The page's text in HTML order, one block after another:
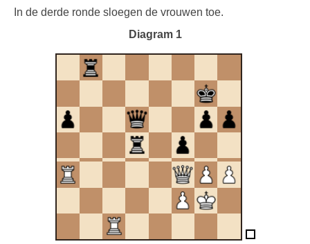
In de derde ronde sloegen de vrouwen toe.
Diagram 1